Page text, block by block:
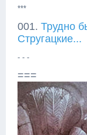
***
001. Трудно
Стругацкие...
- - -
===